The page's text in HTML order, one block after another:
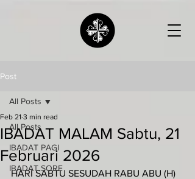
Post
All Posts
IBADAT PAGI
IBADAT SORE
All Posts
IBADAT MALAM Sabtu, 21
Februari 2026
Feb 21 3 min read
HARI SABTU SESUDAH RABU ABU (H)